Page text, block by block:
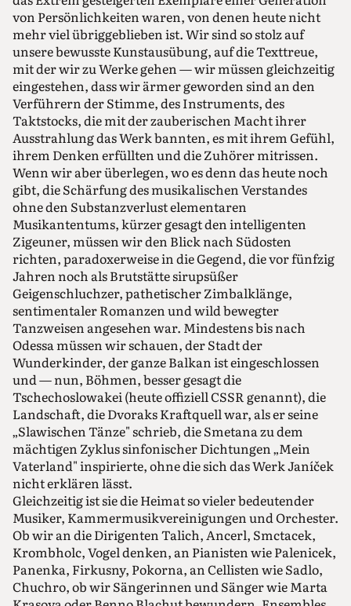
von Persönlichkeiten waren, von denen heute nicht
mehr viel übriggeblieben ist. Wir sind so stolz auf
unsere bewusste Kunstausübung, auf die Texttreue,
mit der wir zu Werke gehen — wir müssen gleichzeitig
eingestehen, dass wir ärmer geworden sind an den
Verführern der Stimme, des Instruments, des
Taktstocks, die mit der zauberischen Macht ihrer
Ausstrahlung das Werk bannten, es mit ihrem Gefühl,
ihrem Denken erfüllten und die Zuhörer mitrissen.
Wenn wir aber überlegen, wo es denn das heute noch
gibt, die Schärfung des musikalischen Verstandes
ohne den Substanzverlust elementaren
Musikantentums, kürzer gesagt den intelligenten
Zigeuner, müssen wir den Blick nach Südosten
richten, paradoxerweise in die Gegend, die vor fünfzig
Jahren noch als Brutstätte sirupsüßer
Geigenschluchzer, pathetischer Zimbalklänge,
sentimentaler Romanzen und wild bewegter
Tanzweisen angesehen war. Mindestens bis nach
Odessa müssen wir schauen, der Stadt der
Wunderkinder, der ganze Balkan ist eingeschlossen
und — nun, Böhmen, besser gesagt die
Tschechoslowakei (heute offiziell CSSR genannt), die
Landschaft, die Dvoraks Kraftquell war, als er seine
„Slawischen Tänze" schrieb, die Smetana zu dem
mächtigen Zyklus sinfonischer Dichtungen „Mein
Vaterland" inspirierte, ohne die sich das Werk Janíček
nicht erklären lässt.
Gleichzeitig ist sie die Heimat so vieler bedeutender
Musiker, Kammermusikvereinigungen und Orchester.
Ob wir an die Dirigenten Talich, Ancerl, Smctacek,
Krombholc, Vogel denken, an Pianisten wie Palenicek,
Panenka, Firkusny, Pokorna, an Cellisten wie Sadlo,
Chuchro, ob wir Sängerinnen und Sänger wie Marta